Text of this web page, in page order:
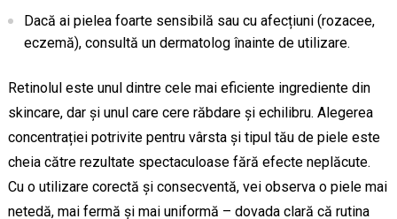
Dacă ai pielea foarte sensibilă sau cu afecțiuni (rozacee,
eczemă), consultă un dermatolog înainte de utilizare.
Retinolul este unul dintre cele mai eficiente ingrediente din
skincare, dar și unul care cere răbdare și echilibru. Alegerea
concentrației potrivite pentru vârsta și tipul tău de piele este
cheia către rezultate spectaculoase fără efecte neplăcute.
Cu o utilizare corectă și consecventă, vei observa o piele mai
netedă, mai fermă și mai uniformă – dovada clară că rutina